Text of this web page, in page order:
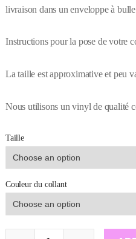
livraison dans un enveloppe à
Instructions pour la pose de votre
La taille est approximative et peu
Nous utilisons un vinyl de qualité
Taille
Couleur du collant